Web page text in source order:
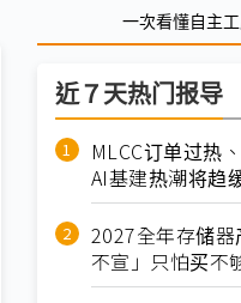
一次看懂自主
近７天热门报导
MLCC订单过热
AI基建热潮将趋
2027全年存储
不宣」只怕买不